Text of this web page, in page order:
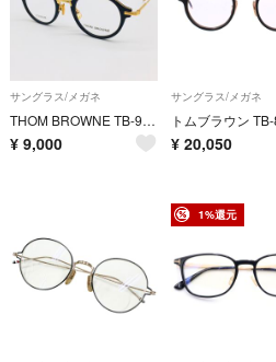
サングラス/メガネ
THOM BROWNE TB-908 TBX-908 ブラック ゴールド トムブラウン 眼鏡
¥ 9,000
サングラス/メガネ
¥ 20,050
1%還元